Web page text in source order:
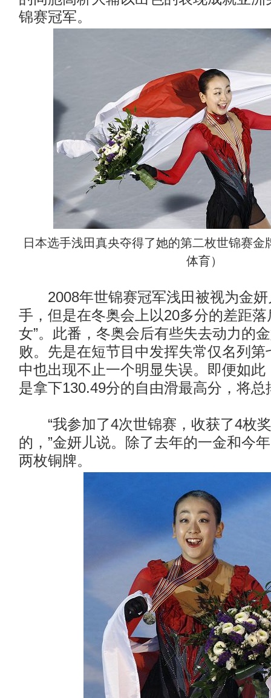
锦赛冠军。
日本选手浅田真央夺得了她的第二枚世锦赛金
体育）
2008年世锦赛冠军浅田被视为金妍
手，但是在冬奥会上以20多分的差距落
女”。此番，冬奥会后有些失去动力的
败。先是在短节目中发挥失常仅名列
中也出现不止一个明显失误。即便如此
是拿下130.49分的自由滑最高分，将总
“我参加了4次世锦赛，收获了4枚奖
的，”金妍儿说。除了去年的一金和今
两枚铜牌。